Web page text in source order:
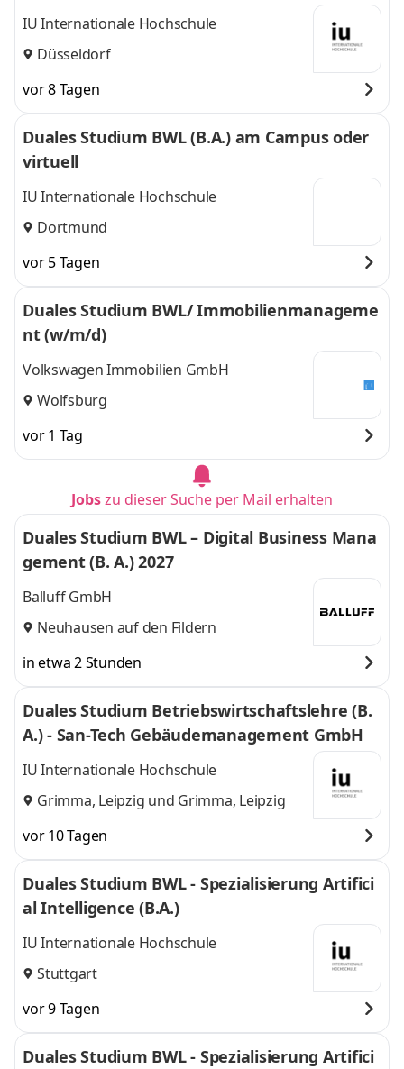
IU Internationale Hochschule
Düsseldorf
vor 8 Tagen
Duales Studium BWL (B.A.) am Campus oder
virtuell
IU Internationale Hochschule
Dortmund
vor 5 Tagen
Duales Studium BWL/ Immobilienmanageme
nt (w/m/d)
Volkswagen Immobilien GmbH
Wolfsburg
vor 1 Tag
Jobszu dieser Suche per Mail erhalten
Duales Studium BWL – Digital Business Mana
gement (B. A.) 2027
Balluff GmbH
Neuhausen auf den Fildern
in etwa 2 Stunden
Duales Studium Betriebswirtschaftslehre (B.
A.) - San-Tech Gebäudemanagement GmbH
IU Internationale Hochschule
Grimma, Leipzig und Grimma, Leipzig
vor 10 Tagen
Duales Studium BWL - Spezialisierung Artifici
al Intelligence (B.A.)
IU Internationale Hochschule
Stuttgart
vor 9 Tagen
Duales Studium BWL - Spezialisierung Artifici